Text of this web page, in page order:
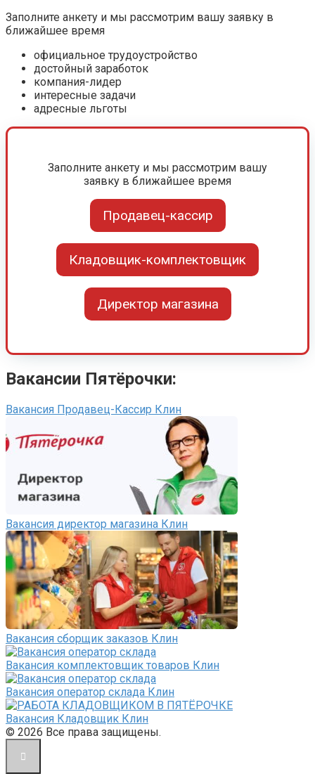
Заполните анкету и мы рассмотрим вашу заявку в
ближайшее время
официальное трудоустройство
достойный заработок
компания-лидер
интересные задачи
адресные льготы
Заполните анкету и мы рассмотрим вашу
заявку в ближайшее время
Продавец-кассир
Кладовщик-комплектовщик
Директор магазина
Вакансии Пятёрочки:
Вакансия Продавец-Кассир Клин
Вакансия директор магазина Клин
Вакансия сборщик заказов Клин
Вакансия комплектовщик товаров Клин
Вакансия оператор склада Клин
Вакансия Кладовщик Клин
© 2026 Все права защищены.